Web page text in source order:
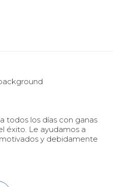
todos los días con ganas
éxito. Le ayudamos a
y debidamente